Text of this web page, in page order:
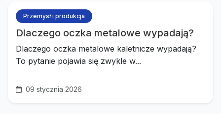
Przemysł i produkcja
Dlaczego oczka metalowe wypadają?
Dlaczego oczka metalowe kaletnicze wypadają?
To pytanie pojawia się zwykle w...
09 stycznia 2026